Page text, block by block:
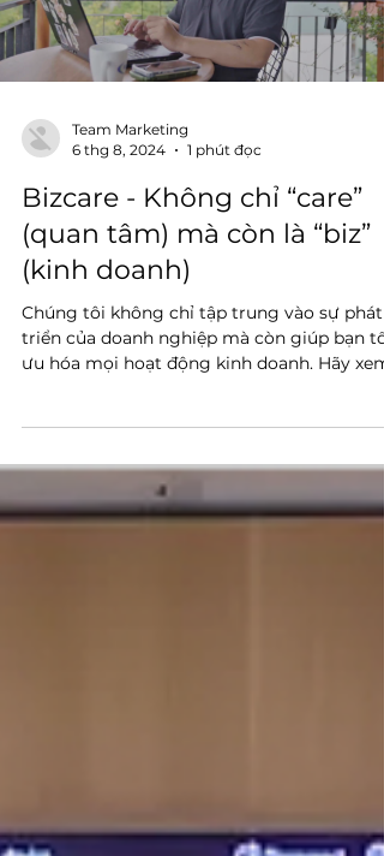
Team Marketing
6 thg 8, 2024
1 phút đọc
Bizcare - Không chỉ “care”
(quan tâm) mà còn là “biz”
(kinh doanh)
Chúng tôi không chỉ tập trung vào sự phát
triển của doanh nghiệp mà còn giúp bạn tối
ưu hóa mọi hoạt động kinh doanh. Hãy xem